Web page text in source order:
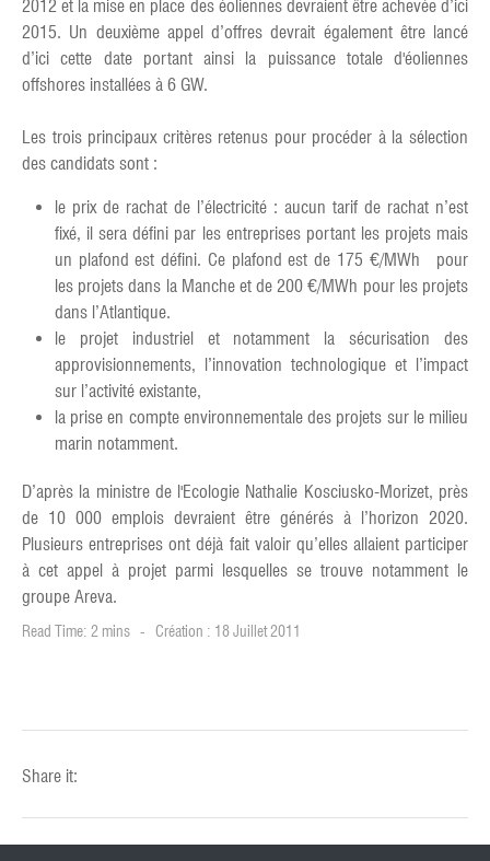
2012 et la mise en place des éoliennes devraient être achevée d’ici
2015. Un deuxième appel d’offres devrait également être lancé
d’ici cette date portant ainsi la puissance totale d'éoliennes
offshores installées à 6 GW.
Les trois principaux critères retenus pour procéder à la sélection
des candidats sont :
le prix de rachat de l’électricité : aucun tarif de rachat n’est
fixé, il sera défini par les entreprises portant les projets mais
un plafond est défini. Ce plafond est de 175 €/MWh pour
les projets dans la Manche et de 200 €/MWh pour les projets
dans l’Atlantique.
le projet industriel et notamment la sécurisation des
approvisionnements, l’innovation technologique et l’impact
sur l’activité existante,
la prise en compte environnementale des projets sur le milieu
marin notamment.
D’après la ministre de l'Ecologie Nathalie Kosciusko-Morizet, près
de 10 000 emplois devraient être générés à l’horizon 2020.
Plusieurs entreprises ont déjà fait valoir qu’elles allaient participer
à cet appel à projet parmi lesquelles se trouve notamment le
groupe Areva.
Read Time: 2 mins Création : 18 Juillet 2011
Share it: